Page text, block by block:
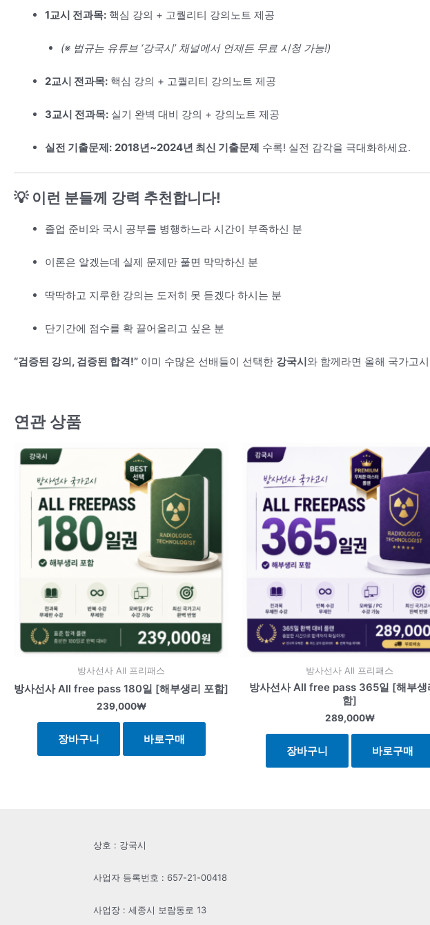
1교시 전과목: 핵심 강의 + 고퀄리티 강의노트 제공
(※ 법규는 유튜브 ‘강국시’ 채널에서 언제든 무료 시청 가능!)
2교시 전과목: 핵심 강의 + 고퀄리티 강의노트 제공
3교시 전과목: 실기 완벽 대비 강의 + 강의노트 제공
실전 기출문제: 2018년~2024년 최신 기출문제 수록! 실전 감각을 극대화하세요.
💡 이런 분들께 강력 추천합니다!
졸업 준비와 국시 공부를 병행하느라 시간이 부족하신 분
이론은 알겠는데 실제 문제만 풀면 막막하신 분
딱딱하고 지루한 강의는 도저히 못 듣겠다 하시는 분
단기간에 점수를 확 끌어올리고 싶은 분
“검증된 강의, 검증된 합격!” 이미 수많은 선배들이 선택한 강국시와 함께라면 올해 국가고
연관 상품
방사선사 All 프리패스
방사선사 All free pass 180일 [해부생리 포함]
239,000₩
장바구니 바로구매
방사선사 All 프리패스
방사선사 All free pass 365일 [해부생
함]
289,000₩
장바구니 바로구매
상호 : 강국시
사업자 등록번호 : 657-21-00418
사업장 : 세종시 보람동로 13